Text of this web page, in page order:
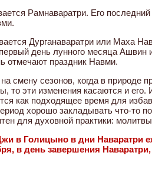
Рамнаваратри. Его
Дурганаваратри или Маха
день лунного месяца Ашвин
отмечают праздник Навми.
смену сезонов, когда в природе
то эти изменения касаются и
как подходящее время для
хорошо закладывать что-то
для духовной практики:
в Голицыно в дни Наваратри
в день завершения